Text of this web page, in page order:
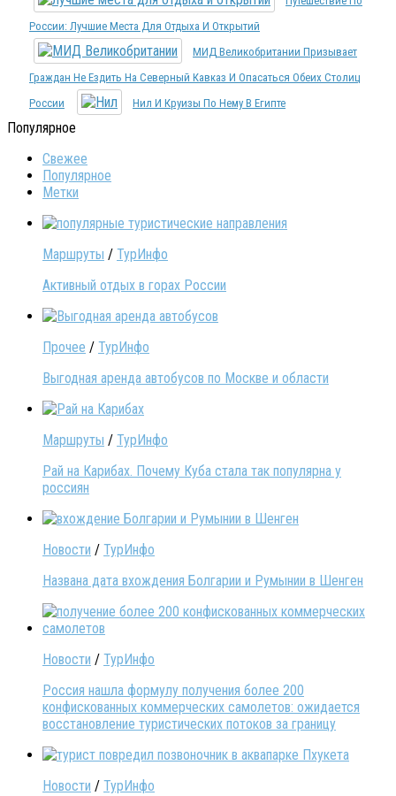
России: Лучшие Места Для Отдыха И Открытий
МИД Великобритании Призывает
Граждан Не Ездить На Северный Кавказ И Опасаться Обеих Столиц
России
Нил И Круизы По Нему В Египте
Популярное
Свежее
Популярное
Метки
Маршруты / ТурИнфо
Активный отдых в горах России
Прочее / ТурИнфо
Выгодная аренда автобусов по Москве и области
Маршруты / ТурИнфо
Рай на Карибах. Почему Куба стала так популярна у
россиян
Новости / ТурИнфо
Названа дата вхождения Болгарии и Румынии в Шенген
Новости / ТурИнфо
Россия нашла формулу получения более 200
конфискованных коммерческих самолетов: ожидается
восстановление туристических потоков за границу
Новости / ТурИнфо